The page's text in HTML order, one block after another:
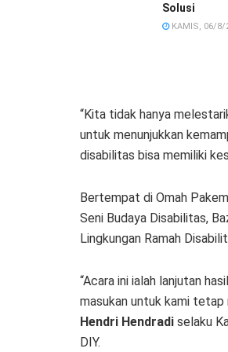
Solusi
KAMIS, 06/8/
“Kita tidak hanya
untuk menunjukkan
disabilitas bisa memiliki
Bertempat di Omah
Seni Budaya Disabilitas,
Lingkungan Ramah
“Acara ini ialah lanjutan
masukan untuk kami tetap
Hendri Hendradi selaku
DIY.